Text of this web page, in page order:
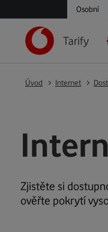
Osobní
Tarify
Úvod Internet
Zjistěte si
ověřte pokrytí